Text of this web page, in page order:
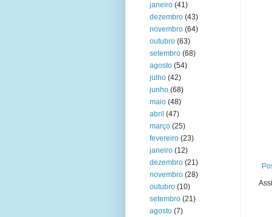
janeiro (41)
dezembro (43)
novembro (64)
outubro (63)
setembro (68)
agosto (54)
julho (42)
junho (68)
maio (48)
abril (47)
março (25)
fevereiro (23)
janeiro (12)
dezembro (21)
novembro (28)
outubro (10)
setembro (21)
agosto (7)